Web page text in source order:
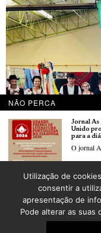
5º Festival de Folclore do
de mil pessoas
_LUSOJORNAL
©2026
NÃO PERCA
Jornal As
Unido
para a
O jornal
Cristina
eleita
(60)
A
Utilização de
consentir a
apresentação de
Pode alterar as suas